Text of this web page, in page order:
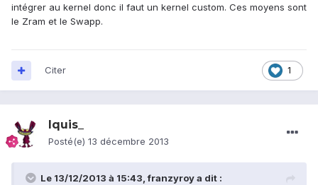
intégrer au kernel donc il faut un kernel custom. Ces moyens sont
le Zram et le Swapp.
1
Citer
Iquis_
Posté(e) 13 décembre 2013
Le 13/12/2013 à 15:43, franzyroy a dit :